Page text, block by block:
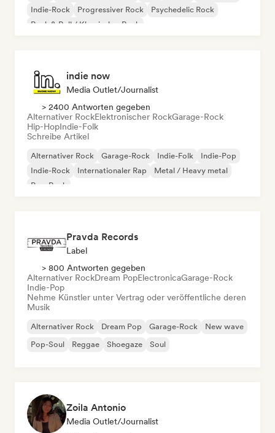
Indie-Rock
Progressiver Rock
Psychedelic Rock
Rock & Roll / Klassischer Rock
indie now
Media Outlet/Journalist
> 2400 Antworten gegeben
Alternativer RockElektronischer RockGarage-Rock
Hip-HopIndie-Folk
Schreibe Artikel
Alternativer Rock Garage-Rock Indie-Folk
Indie-Pop
Indie-Rock
Internationaler Rap
Metal / Heavy metal
Pop-Rock
Pravda Records
Label
> 800 Antworten gegeben
Alternativer RockDream PopElectronicaGarage-Rock
Indie-Pop
Nehme Künstler unter Vertrag oder veröffentliche deren
Musik
Alternativer Rock Dream Pop Garage-Rock
New wave
Pop-Soul
Reggae Shoegaze Soul
Zoila Antonio
Media Outlet/Journalist